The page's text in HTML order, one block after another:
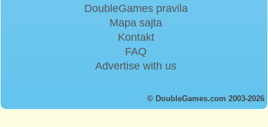
DoubleGames pravila
Mapa sajta
Kontakt
FAQ
Advertise with us
© DoubleGames.com 2003-2026